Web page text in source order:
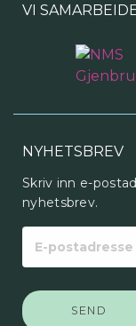
VI
NYHETSBREV
Skriv inn e-
nyhetsbrev.
postadresse